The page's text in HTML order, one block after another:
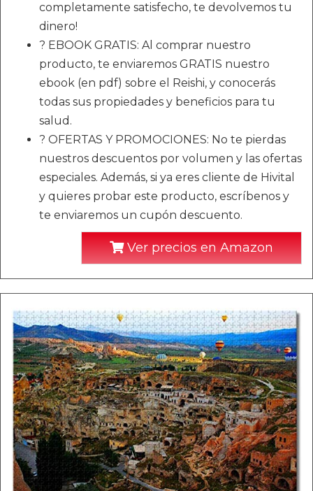
completamente satisfecho, te devolvemos tu
dinero!
? EBOOK GRATIS: Al comprar nuestro
producto, te enviaremos GRATIS nuestro
ebook (en pdf) sobre el Reishi, y conocerás
todas sus propiedades y beneficios para tu
salud.
? OFERTAS Y PROMOCIONES: No te pierdas
nuestros descuentos por volumen y las ofertas
especiales. Además, si ya eres cliente de Hivital
y quieres probar este producto, escríbenos y
te enviaremos un cupón descuento.
Ver precios en Amazon